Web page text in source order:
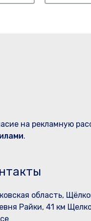
на рекламную
.
область,
Райки, 41 км